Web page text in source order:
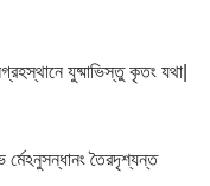
যুষ্মাভিস্তু কৃতং যথা|
র্মেঽনুসন্ধানং তৈরদৃশ্যন্ত